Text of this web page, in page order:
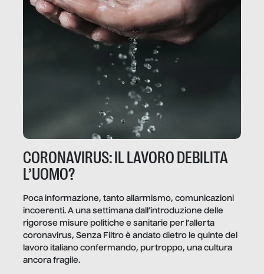
CORONAVIRUS: IL LAVORO DEBILITA
L’UOMO?
Poca informazione, tanto allarmismo, comunicazioni
incoerenti. A una settimana dall’introduzione delle
rigorose misure politiche e sanitarie per l’allerta
coronavirus, Senza Filtro è andato dietro le quinte del
lavoro italiano confermando, purtroppo, una cultura
ancora fragile.